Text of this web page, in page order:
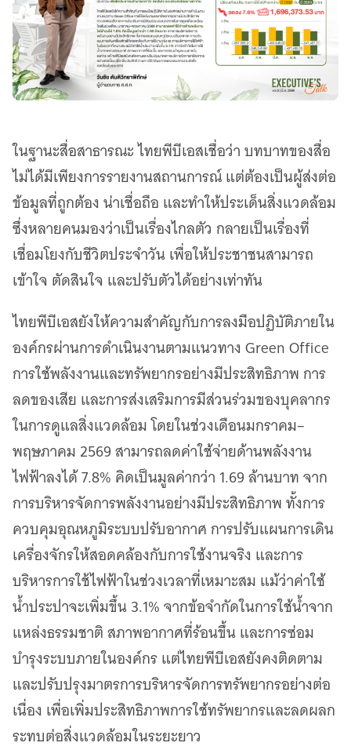
ในฐานะสื่อสาธารณะ ไทยพีบีเอสเชื่อว่า บทบาทของสื่อ
ไม่ได้มีเพียงการรายงานสถานการณ์ แต่ต้องเป็นผู้ส่งต่อ
ข้อมูลที่ถูกต้อง น่าเชื่อถือ และทำให้ประเด็นสิ่งแวดล้อม
ซึ่งหลายคนมองว่าเป็นเรื่องไกลตัว กลายเป็นเรื่องที่
เชื่อมโยงกับชีวิตประจำวัน เพื่อให้ประชาชนสามารถ
เข้าใจ ตัดสินใจ และปรับตัวได้อย่างเท่าทัน
ไทยพีบีเอสยังให้ความสำคัญกับการลงมือปฏิบัติภายใน
องค์กรผ่านการดำเนินงานตามแนวทาง Green Office
การใช้พลังงานและทรัพยากรอย่างมีประสิทธิภาพ การ
ลดของเสีย และการส่งเสริมการมีส่วนร่วมของบุคลากร
ในการดูแลสิ่งแวดล้อม โดยในช่วงเดือนมกราคม–
พฤษภาคม 2569 สามารถลดค่าใช้จ่ายด้านพลังงาน
ไฟฟ้าลงได้ 7.8% คิดเป็นมูลค่ากว่า 1.69 ล้านบาท จาก
การบริหารจัดการพลังงานอย่างมีประสิทธิภาพ ทั้งการ
ควบคุมอุณหภูมิระบบปรับอากาศ การปรับแผนการเดิน
เครื่องจักรให้สอดคล้องกับการใช้งานจริง และการ
บริหารการใช้ไฟฟ้าในช่วงเวลาที่เหมาะสม แม้ว่าค่าใช้
น้ำประปาจะเพิ่มขึ้น 3.1% จากข้อจำกัดในการใช้น้ำจาก
แหล่งธรรมชาติ สภาพอากาศที่ร้อนขึ้น และการซ่อม
บำรุงระบบภายในองค์กร แต่ไทยพีบีเอสยังคงติดตาม
และปรับปรุงมาตรการบริหารจัดการทรัพยากรอย่างต่อ
เนื่อง เพื่อเพิ่มประสิทธิภาพการใช้ทรัพยากรและลดผลก
ระทบต่อสิ่งแวดล้อมในระยะยาว